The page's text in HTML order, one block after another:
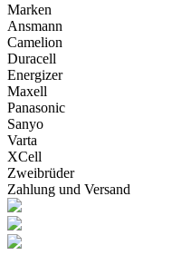
Marken
Ansmann
Camelion
Duracell
Energizer
Maxell
Panasonic
Sanyo
Varta
XCell
Zweibrüder
Zahlung und Versand